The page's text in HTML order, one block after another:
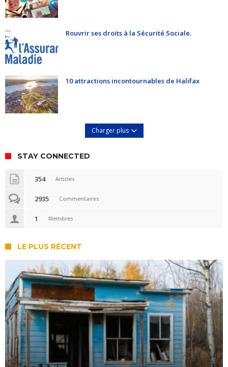
Rouvrir ses droits à la Sécurité Sociale.
10 attractions incontournables de Halifax
Charger plus
STAY CONNECTED
354 Articles
2935 Commentaires
1 Membres
LE PLUS RÉCENT